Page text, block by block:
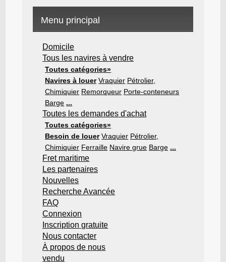
Menu principal
Domicile
Tous les navires à vendre
Toutes catégories»
Navires à louer Vraquier Pétrolier,
Chimiquier Remorqueur Porte-conteneurs
Barge ...
Toutes les demandes d'achat
Toutes catégories»
Besoin de louer Vraquier Pétrolier,
Chimiquier Ferraille Navire grue Barge ...
Fret maritime
Les partenaires
Nouvelles
Recherche Avancée
FAQ
Connexion
Inscription gratuite
Nous contacter
À propos de nous
vendu